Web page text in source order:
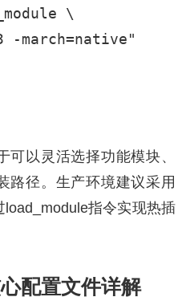
\
-march=native"
以灵活选择功能模块、
路径。生产环境建议采用
指令实现热插
配置文件详解